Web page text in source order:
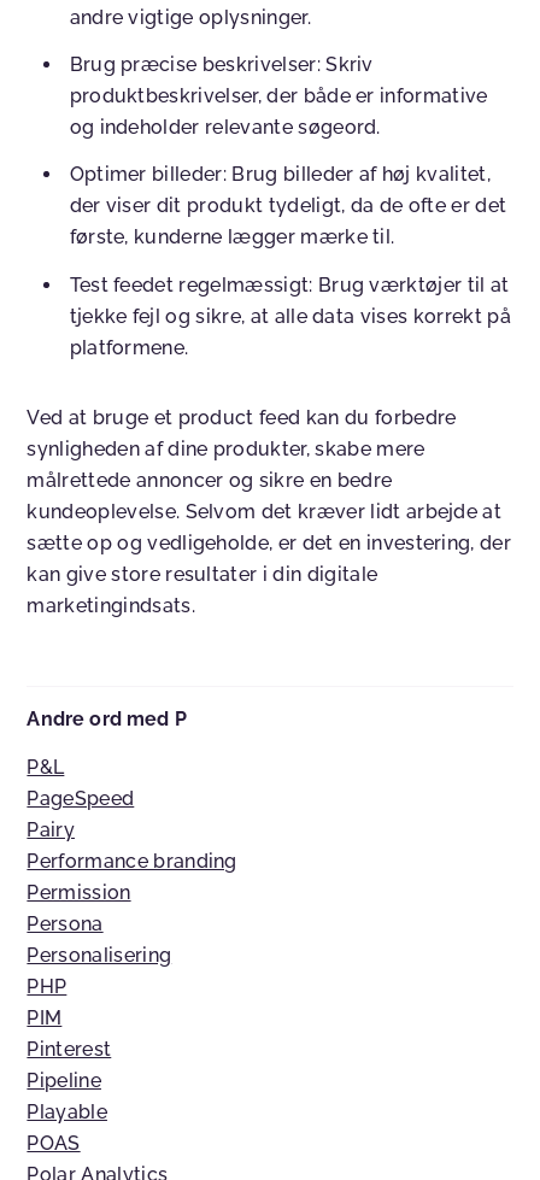
andre vigtige oplysninger.
Brug præcise beskrivelser: Skriv
produktbeskrivelser, der både er informative
og indeholder relevante søgeord.
Optimer billeder: Brug billeder af høj kvalitet,
der viser dit produkt tydeligt, da de ofte er det
første, kunderne lægger mærke til.
Test feedet regelmæssigt: Brug værktøjer til at
tjekke fejl og sikre, at alle data vises korrekt på
platformene.
Ved at bruge et product feed kan du forbedre
synligheden af dine produkter, skabe mere
målrettede annoncer og sikre en bedre
kundeoplevelse. Selvom det kræver lidt arbejde at
sætte op og vedligeholde, er det en investering, der
kan give store resultater i din digitale
marketingindsats.
Andre ord med P
P&L
PageSpeed
Pairy
Performance branding
Permission
Persona
Personalisering
PHP
PIM
Pinterest
Pipeline
Playable
POAS
Polar Analytics